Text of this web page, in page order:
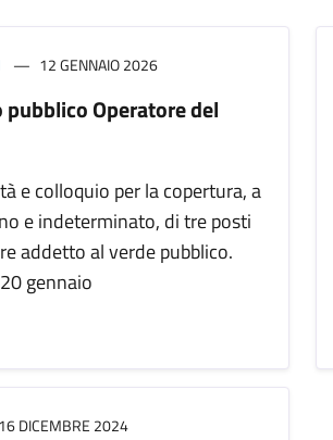
12 GENNAIO 2026
pubblico Operatore del
e colloquio per la copertura, a
e indeterminato, di tre posti
addetto al verde pubblico.
gennaio
16 DICEMBRE 2024